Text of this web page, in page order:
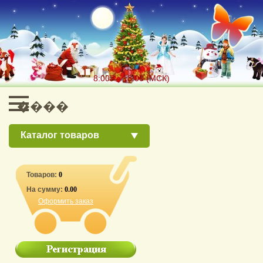
8:00 — 18:00 (МСК)
Каталог товаров
Товаров: 0
На сумму: 0.00
Оформить заказ